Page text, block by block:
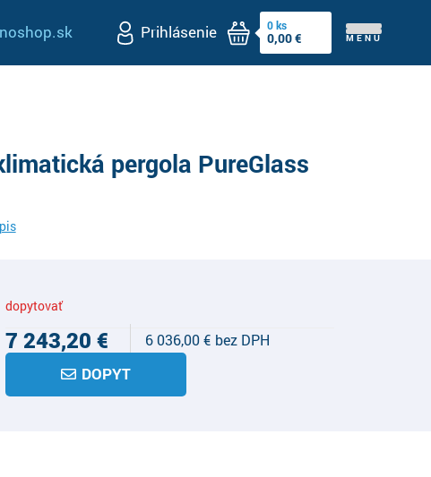
Prihlásenie 0 ks
0,00€ MENU
pergola PureGlass
dopytovať
7 243,20€ 6 036,00€
DOPYT